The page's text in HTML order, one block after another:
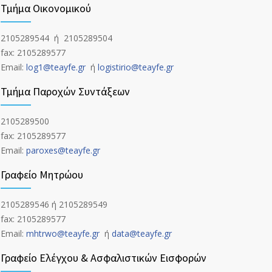
Τμήμα Οικονομικού
2105289544 ή 2105289504
fax: 2105289577
Email: log1@teayfe.gr ή logistirio@teayfe.gr
Τμήμα Παροχών Συντάξεων
2105289500
fax: 2105289577
Email: paroxes@teayfe.gr
Γραφείο Μητρώου
2105289546 ή 2105289549
fax: 2105289577
Email: mhtrwo@teayfe.gr ή data@teayfe.gr
Γραφείο Ελέγχου & Ασφαλιστικών Εισφορών